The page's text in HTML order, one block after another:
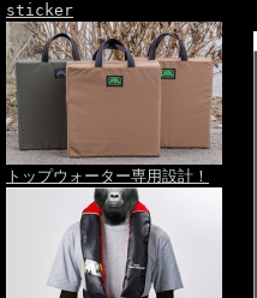
sticker
トップウォーター専用設計！